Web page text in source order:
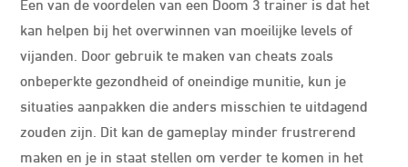
kan helpen bij het overwinnen van moeilijke levels of
vijanden. Door gebruik te maken van cheats zoals
onbeperkte gezondheid of oneindige munitie, kun je
situaties aanpakken die anders misschien te uitdagend
zouden zijn. Dit kan de gameplay minder frustrerend
maken en je in staat stellen om verder te komen in het